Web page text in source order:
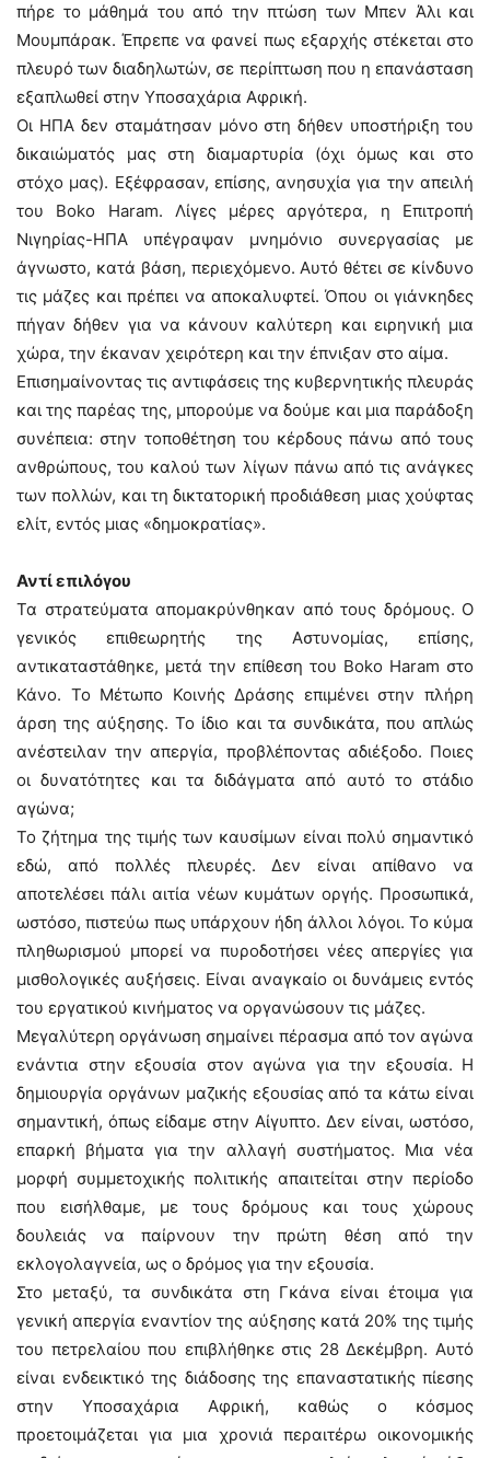
πήρε το μάθημά του από την πτώση των Μπεν Άλι και
Μουμπάρακ. Έπρεπε να φανεί πως εξαρχής στέκεται στο
πλευρό των διαδηλωτών, σε περίπτωση που η επανάσταση
εξαπλωθεί στην Υποσαχάρια Αφρική.
Οι ΗΠΑ δεν σταμάτησαν μόνο στη δήθεν υποστήριξη του
δικαιώματός μας στη διαμαρτυρία (όχι όμως και στο
στόχο μας). Εξέφρασαν, επίσης, ανησυχία για την απειλή
του Boko Haram. Λίγες μέρες αργότερα, η Επιτροπή
Νιγηρίας-ΗΠΑ υπέγραψαν μνημόνιο συνεργασίας με
άγνωστο, κατά βάση, περιεχόμενο. Αυτό θέτει σε κίνδυνο
τις μάζες και πρέπει να αποκαλυφτεί. Όπου οι γιάνκηδες
πήγαν δήθεν για να κάνουν καλύτερη και ειρηνική μια
χώρα, την έκαναν χειρότερη και την έπνιξαν στο αίμα.
Επισημαίνοντας τις αντιφάσεις της κυβερνητικής πλευράς
και της παρέας της, μπορούμε να δούμε και μια παράδοξη
συνέπεια: στην τοποθέτηση του κέρδους πάνω από τους
ανθρώπους, του καλού των λίγων πάνω από τις ανάγκες
των πολλών, και τη δικτατορική προδιάθεση μιας χούφτας
ελίτ, εντός μιας «δημοκρατίας».
Αντί επιλόγου
Τα στρατεύματα απομακρύνθηκαν από τους δρόμους. Ο
γενικός επιθεωρητής της Αστυνομίας, επίσης,
αντικαταστάθηκε, μετά την επίθεση του Boko Haram στο
Κάνο. Το Μέτωπο Κοινής Δράσης επιμένει στην πλήρη
άρση της αύξησης. Το ίδιο και τα συνδικάτα, που απλώς
ανέστειλαν την απεργία, προβλέποντας αδιέξοδο. Ποιες
οι δυνατότητες και τα διδάγματα από αυτό το στάδιο
αγώνα;
Το ζήτημα της τιμής των καυσίμων είναι πολύ σημαντικό
εδώ, από πολλές πλευρές. Δεν είναι απίθανο να
αποτελέσει πάλι αιτία νέων κυμάτων οργής. Προσωπικά,
ωστόσο, πιστεύω πως υπάρχουν ήδη άλλοι λόγοι. Το κύμα
πληθωρισμού μπορεί να πυροδοτήσει νέες απεργίες για
μισθολογικές αυξήσεις. Είναι αναγκαίο οι δυνάμεις εντός
του εργατικού κινήματος να οργανώσουν τις μάζες.
Μεγαλύτερη οργάνωση σημαίνει πέρασμα από τον αγώνα
ενάντια στην εξουσία στον αγώνα για την εξουσία. Η
δημιουργία οργάνων μαζικής εξουσίας από τα κάτω είναι
σημαντική, όπως είδαμε στην Αίγυπτο. Δεν είναι, ωστόσο,
επαρκή βήματα για την αλλαγή συστήματος. Μια νέα
μορφή συμμετοχικής πολιτικής απαιτείται στην περίοδο
που εισήλθαμε, με τους δρόμους και τους χώρους
δουλειάς να παίρνουν την πρώτη θέση από την
εκλογολαγνεία, ως ο δρόμος για την εξουσία.
Στο μεταξύ, τα συνδικάτα στη Γκάνα είναι έτοιμα για
γενική απεργία εναντίον της αύξησης κατά 20% της τιμής
του πετρελαίου που επιβλήθηκε στις 28 Δεκέμβρη. Αυτό
είναι ενδεικτικό της διάδοσης της επαναστατικής πίεσης
στην Υποσαχάρια Αφρική, καθώς ο κόσμος
προετοιμάζεται για μια χρονιά περαιτέρω οικονομικής